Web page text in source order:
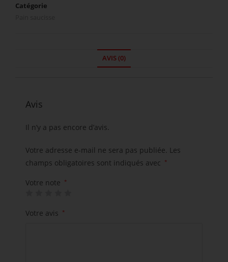
Catégorie
AVIS (0)
Avis
Il n’y a pas encore d’avis.
Votre adresse e-mail ne sera pas publiée.
Les
champs obligatoires sont indiqués avec
*
Votre note *
Votre avis *